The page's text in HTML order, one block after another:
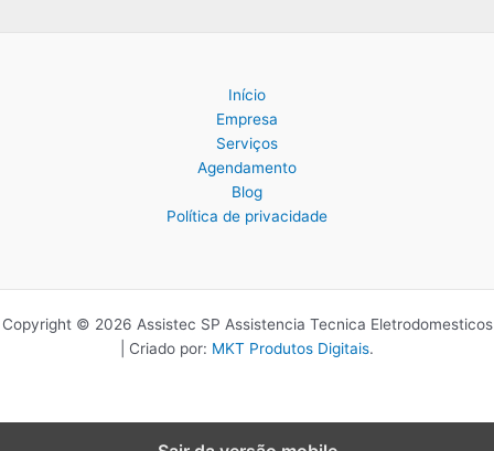
Início
Empresa
Serviços
Agendamento
Blog
Política de privacidade
Copyright © 2026 Assistec SP Assistencia Tecnica Eletrodomesticos
| Criado por: MKT Produtos Digitais.